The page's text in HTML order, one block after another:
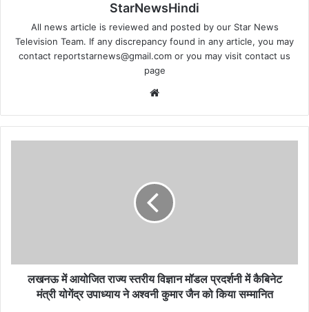
StarNewsHindi
All news article is reviewed and posted by our Star News
Television Team. If any discrepancy found in any article, you may
contact reportstarnews@gmail.com or you may visit contact us
page
में
कैबिनेटलखनऊ में आयोजित राज्य स्तरीय विज्ञान मॉडल प्रदर्शनी में कैबिनेट
मंत्री योगेंद्र उपाध्याय ने अश्वनी कुमार जैन को किया सम्मानित